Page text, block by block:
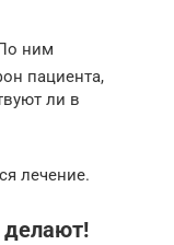
ним
пациента,
ли в
лечение.
делают!